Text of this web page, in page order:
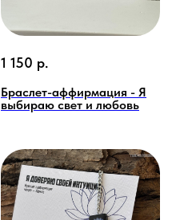
1 150 р.
Браслет-аффирмация - Я
выбираю свет и любовь